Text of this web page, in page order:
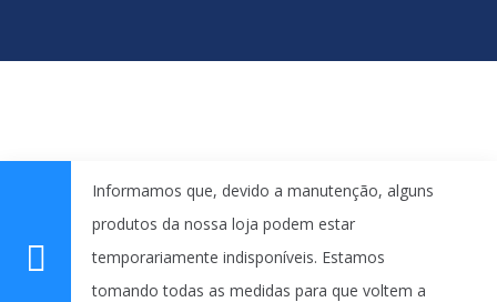
Informamos que, devido a manutenção, alguns
produtos da nossa loja podem estar
temporariamente indisponíveis. Estamos
tomando todas as medidas para que voltem a